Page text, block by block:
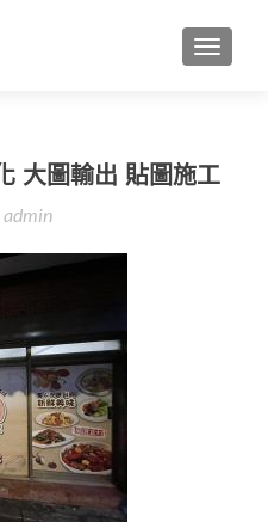
大圖輸出 貼圖施工
admin